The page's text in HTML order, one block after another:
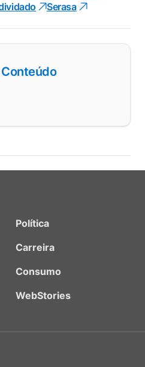
Serasa
Política
Carreira
Consumo
WebStories